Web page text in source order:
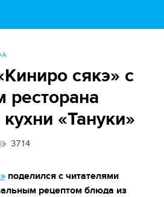
сякэ» с
«Тануки»
3714
поделился с читателями
рецептом блюда из